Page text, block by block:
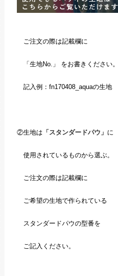
ご注文の際は記載欄に
「生地No.」 をお書きください。
記入例：fn170408_aquaの生地
②生地は 「スタンダードパウ」 に
使用されているものから選ぶ。
ご注文の際は記載欄に
ご希望の生地で作られている
スタンダードパウの型番を
ご記入ください。